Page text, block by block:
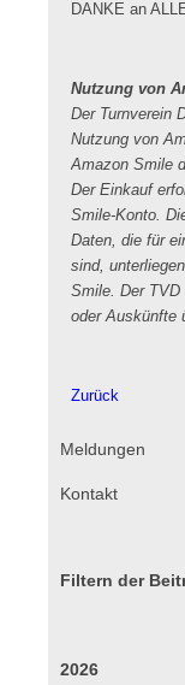
DANKE an
Nutzung von
Der Turnverein
Nutzung von
Amazon Smile
Der Einkauf
Smile-Konto.
Daten, die für
sind,
Smile. Der
oder Auskünfte
Zurück
Navigation
Meldungen
Kontakt
Filtern der
2026